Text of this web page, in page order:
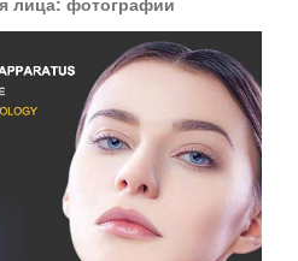
лица: фотографии